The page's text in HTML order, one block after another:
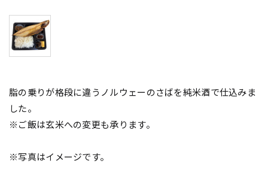
脂の乗りが格段に違うノルウェーのさばを純米酒で仕込みま
した。
※ご飯は玄米への変更も承ります。
※写真はイメージです。